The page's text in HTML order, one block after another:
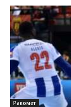
Ракомет